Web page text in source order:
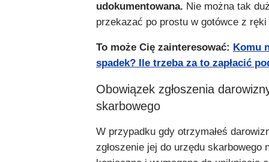
udokumentowana. Nie można tak
przekazać po prostu w gotówce z
To może Cię zainteresować: Komu
spadek? Ile trzeba za to zapłacić
Obowiązek zgłoszenia
skarbowego
W przypadku gdy otrzymałeś
zgłoszenie jej do urzędu skarbowego